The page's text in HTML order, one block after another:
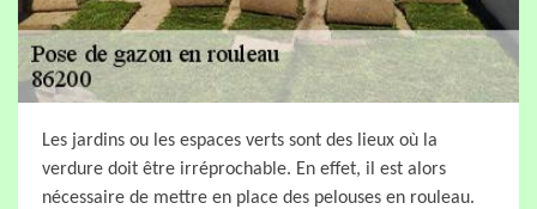
Les jardins ou les espaces verts sont des lieux où la
verdure doit être irréprochable. En effet, il est alors
nécessaire de mettre en place des pelouses en rouleau.